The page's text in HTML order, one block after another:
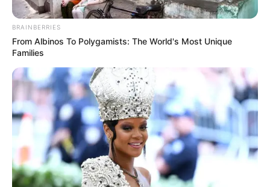
Colprensa
Páramo de Sumapaz
BRAINBERRIES
From Albinos To Polygamists: The World's Most Unique
Families